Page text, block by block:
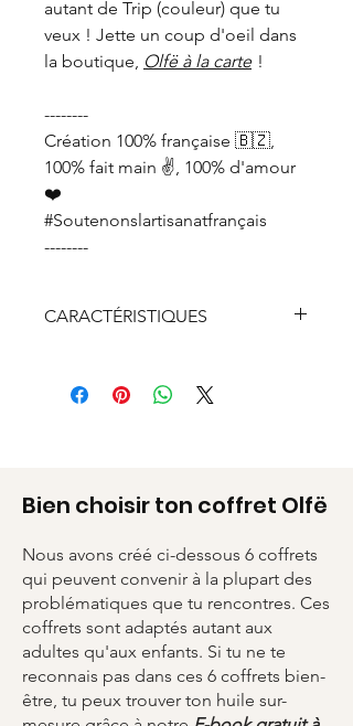
autant de Trip (couleur) que tu
veux ! Jette un coup d'oeil dans
la boutique, Olfë à la carte !
--------
Création 100% française 🇧🇿,
100% fait main ✌️, 100% d'amour
❤️
#Soutenonslartisanatfrançais
--------
CARACTÉRISTIQUES
Chaine en argent véritable 925
Garantie sans plomb, sans
nickel, sans cadium
Tour en perles Miyuki du
Japon
Packaging en carton 100 %
recyclé & 100 % recyclable
Chiffonnette : tissu issu de
chutes de récup-recyclage
Bien choisir ton coffret Olfë
Nous avons créé ci-dessous 6 coffrets
qui peuvent convenir à la plupart des
problématiques que tu rencontres. Ces
coffrets sont adaptés autant aux
adultes qu'aux enfants. Si tu ne te
reconnais pas dans ces 6 coffrets bien-
être, tu peux trouver ton huile sur-